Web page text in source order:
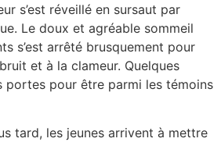
s’est réveillé en sursaut par
Le doux et agréable sommeil
s’est arrêté brusquement pour
et à la clameur. Quelques
portes pour être parmi les témoins
tard, les jeunes arrivent à mettre